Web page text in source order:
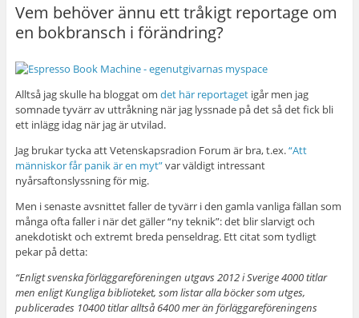
Vem behöver ännu ett tråkigt reportage om
en bokbransch i förändring?
Alltså jag skulle ha bloggat om det här reportagetigår men jag
somnade tyvärr av uttråkning när jag lyssnade på det så det fick bli
ett inlägg idag när jag är utvilad.
Jag brukar tycka att Vetenskapsradion Forum är bra, t.ex.“Att
människor får panik är en myt”var väldigt intressant
nyårsaftonslyssning för mig.
Men i senaste avsnittet faller de tyvärr i den gamla vanliga fällan som
många ofta faller i när det gäller “ny teknik”: det blir slarvigt och
anekdotiskt och extremt breda penseldrag. Ett citat som tydligt
pekar på detta:
“Enligt svenska förläggareföreningen utgavs 2012 i Sverige 4000 titlar
men enligt Kungliga biblioteket, som listar alla böcker som utges,
publicerades 10400 titlar alltså 6400 mer än förläggareföreningens